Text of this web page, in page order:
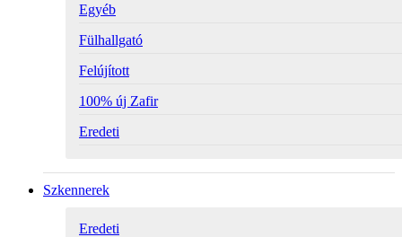
Egyéb
Fülhallgató
Felújított
100% új Zafir
Eredeti
Szkennerek
Eredeti